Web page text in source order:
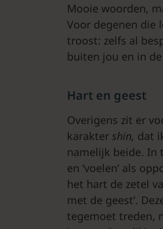
Mooie woorden,
Voor degenen die
troost: zelfs al
buiten jou en in
Hart en geest
Overigens zit er
karakter shin, dat
namelijk beide. In
en ‘voelen’ als
het hart de zetel
met de geest’.
tegemoet treden,